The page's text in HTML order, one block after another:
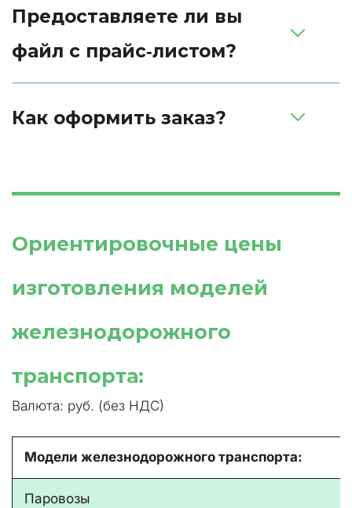
Предоставляете ли вы
файл с прайс‑листом?
Как оформить заказ?
Ориентировочные цены
изготовления моделей
железнодорожного
транспорта:
Валюта: руб. (без НДС)
Модели железнодорожного транспорта:
Паровозы